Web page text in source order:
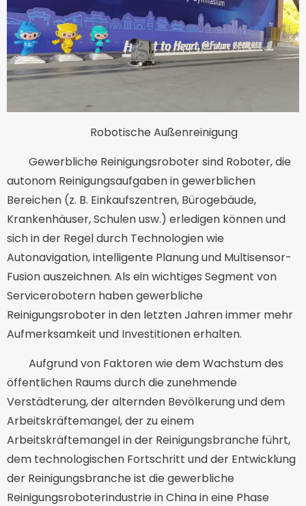
Robotische Außenreinigung
Gewerbliche Reinigungsroboter sind Roboter, die
autonom Reinigungsaufgaben in gewerblichen
Bereichen (z. B. Einkaufszentren, Bürogebäude,
Krankenhäuser, Schulen usw.) erledigen können und
sich in der Regel durch Technologien wie
Autonavigation, intelligente Planung und Multisensor-
Fusion auszeichnen. Als ein wichtiges Segment von
Servicerobotern haben gewerbliche
Reinigungsroboter in den letzten Jahren immer mehr
Aufmerksamkeit und Investitionen erhalten.
Aufgrund von Faktoren wie dem Wachstum des
öffentlichen Raums durch die zunehmende
Verstädterung, der alternden Bevölkerung und dem
Arbeitskräftemangel, der zu einem
Arbeitskräftemangel in der Reinigungsbranche führt,
dem technologischen Fortschritt und der Entwicklung
der Reinigungsbranche ist die gewerbliche
Reinigungsroboterindustrie in China in eine Phase